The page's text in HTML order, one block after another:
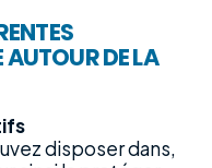
DE LA
disposer dans,